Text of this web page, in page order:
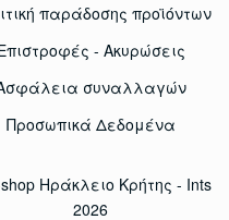
παράδοσης προϊόντων
- Ακυρώσεις
συναλλαγών
Προσωπικά Δεδομένα
2026